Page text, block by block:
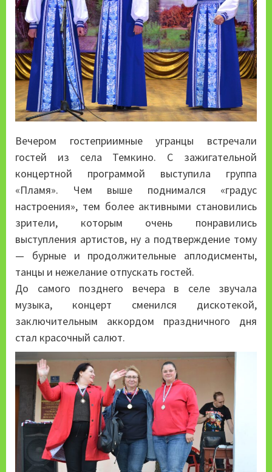
Вечером гостеприимные угранцы встречали
гостей из села Темкино. С зажигательной
концертной программой выступила группа
«Пламя». Чем выше поднимался «градус
настроения», тем более активными становились
зрители, которым очень понравились
выступления артистов, ну а подтверждение тому
— бурные и продолжительные аплодисменты,
танцы и нежелание отпускать гостей.
До самого позднего вечера в селе звучала
музыка, концерт сменился дискотекой,
заключительным аккордом праздничного дня
стал красочный салют.